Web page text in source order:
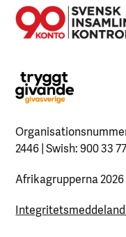
2446 | Swish: 900 33
Afrikagrupperna